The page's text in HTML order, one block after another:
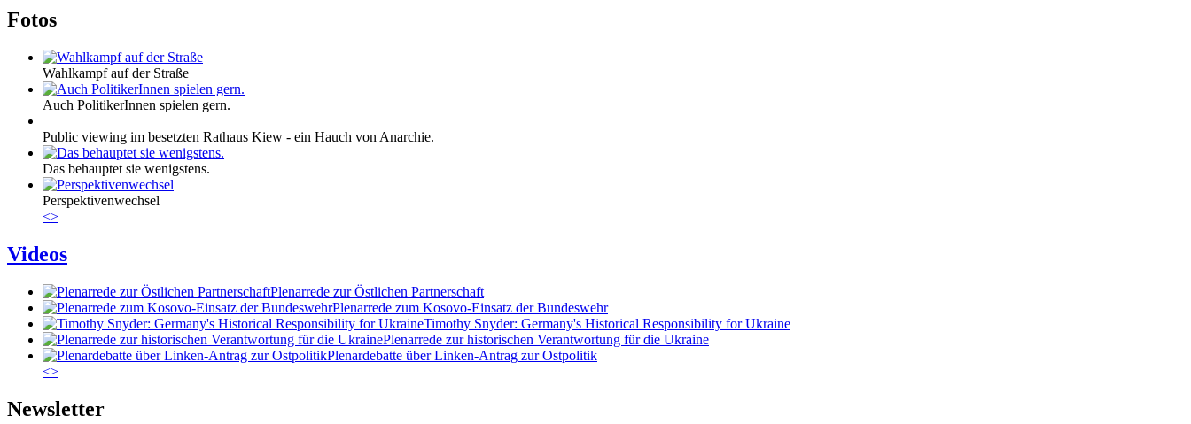
Fotos
Wahlkampf auf der Straße
Auch PolitikerInnen spielen gern.
Public viewing im besetzten Rathaus Kiew - ein Hauch von Anarchie.
Das behauptet sie wenigstens.
Perspektivenwechsel
<>
Videos
Plenarrede zur Östlichen Partnerschaft
Plenarrede zum Kosovo-Einsatz der Bundeswehr
Timothy Snyder: Germany's Historical Responsibility for Ukraine
Plenarrede zur historischen Verantwortung für die Ukraine
Plenardebatte über Linken-Antrag zur Ostpolitik
<>
Newsletter